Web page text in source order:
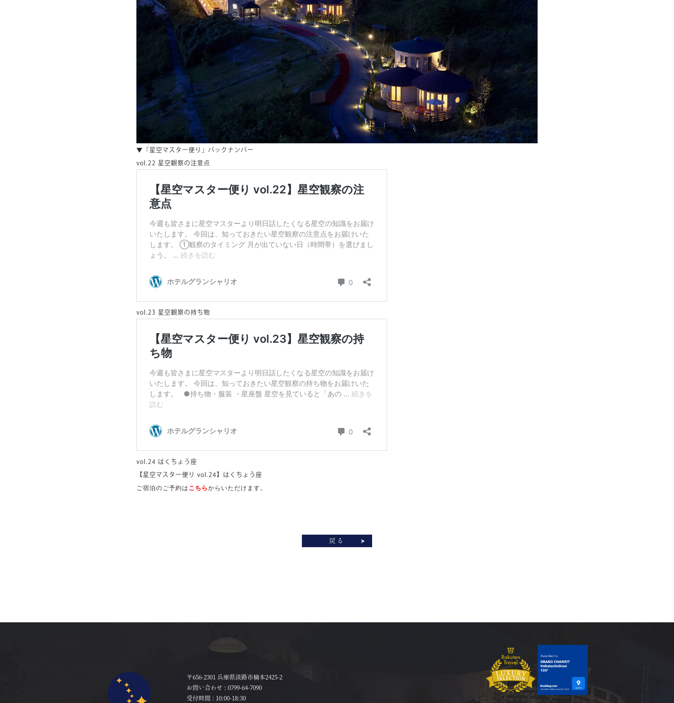
▼「星空マスター便り」バックナンバー
vol.22 星空観察の注意点
vol.23 星空観察の持ち物
vol.24 はくちょう座
【星空マスター便り vol.24】はくちょう座
ご宿泊のご予約は こちらからいただけます。
戻る
〒656-2301 兵庫県淡路市楠本2425-2
お問い合わせ : 0799-64-7090
受付時間 : 10:00-18:30